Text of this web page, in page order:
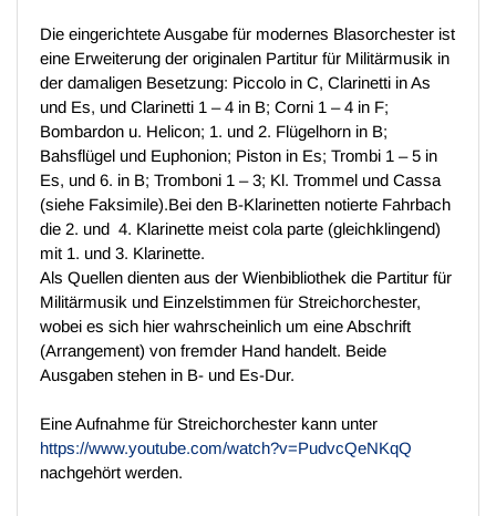
Die eingerichtete Ausgabe für modernes Blasorchester ist
eine Erweiterung der originalen Partitur für Militärmusik in
der damaligen Besetzung: Piccolo in C, Clarinetti in As
und Es, und Clarinetti 1 – 4 in B; Corni 1 – 4 in F;
Bombardon u. Helicon; 1. und 2. Flügelhorn in B;
Bahsflügel und Euphonion; Piston in Es; Trombi 1 – 5 in
Es, und 6. in B; Tromboni 1 – 3; Kl. Trommel und Cassa
(siehe Faksimile).Bei den B-Klarinetten notierte Fahrbach
die 2. und 4. Klarinette meist cola parte (gleichklingend)
mit 1. und 3. Klarinette.
Als Quellen dienten aus der Wienbibliothek die Partitur für
Militärmusik und Einzelstimmen für Streichorchester,
wobei es sich hier wahrscheinlich um eine Abschrift
(Arrangement) von fremder Hand handelt. Beide
Ausgaben stehen in B- und Es-Dur.
Eine Aufnahme für Streichorchester kann unter
https://www.youtube.com/watch?v=PudvcQeNKqQ
nachgehört werden.